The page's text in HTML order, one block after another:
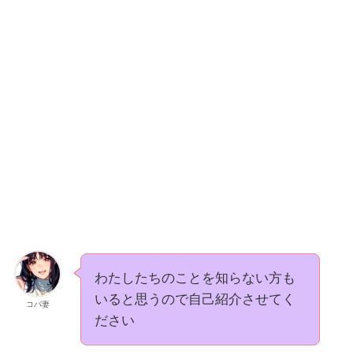
コバ妻
わたしたちのことを知らない方も
いると思うので自己紹介させてく
ださい